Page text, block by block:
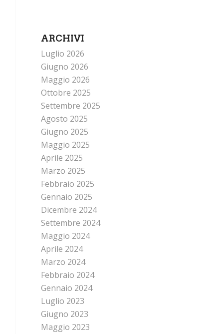
ARCHIVI
Luglio 2026
Giugno 2026
Maggio 2026
Ottobre 2025
Settembre 2025
Agosto 2025
Giugno 2025
Maggio 2025
Aprile 2025
Marzo 2025
Febbraio 2025
Gennaio 2025
Dicembre 2024
Settembre 2024
Maggio 2024
Aprile 2024
Marzo 2024
Febbraio 2024
Gennaio 2024
Luglio 2023
Giugno 2023
Maggio 2023